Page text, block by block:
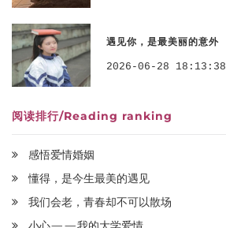
遇见你，是最美丽的意外
2026-06-28 18:13:38
阅读排行/Reading ranking
感悟爱情婚姻
懂得，是今生最美的遇见
我们会老，青春却不可以散场